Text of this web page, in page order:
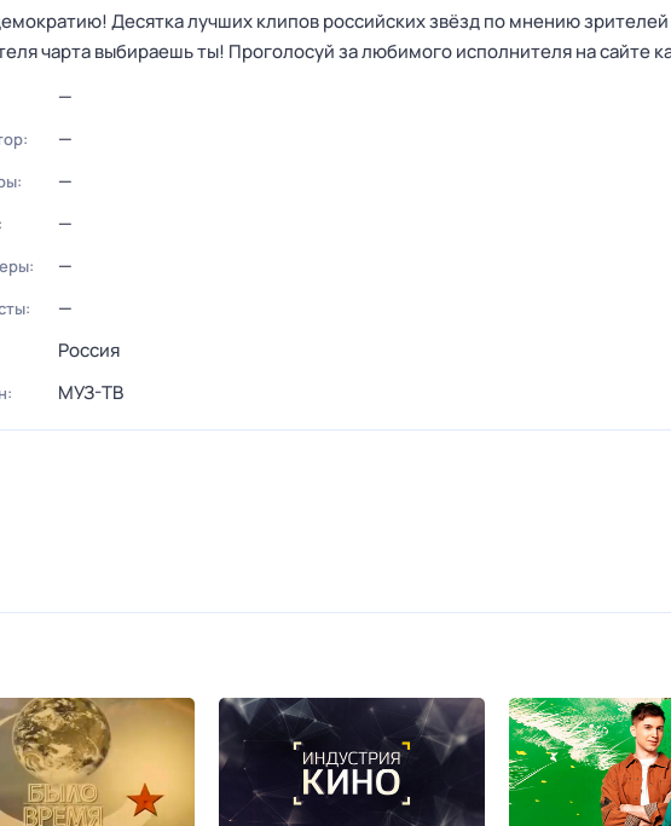
Десятка лучших клипов российских звёзд по мнению зрителей
чарта выбираешь ты! Проголосуй за любимого исполнителя на сайте
—
—
—
—
—
—
Россия
МУЗ-ТВ